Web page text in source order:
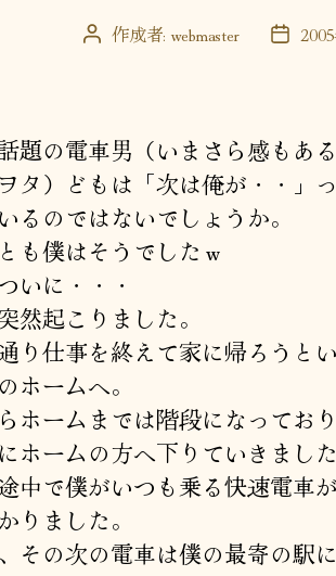
投 作成者: webmaster
投
題の電車男（いまさら感もあ
タ）どもは「次は俺が・・」
るのではないでしょうか。
も僕はそうでしたｗ
いに・・・
然起こりました。
り仕事を終えて家に帰ろうと
ホームへ。
ホームまでは階段になってお
ホームの方へ下りていきました
中で僕がいつも乗る快速電車
りました。
その次の電車は僕の最寄の駅